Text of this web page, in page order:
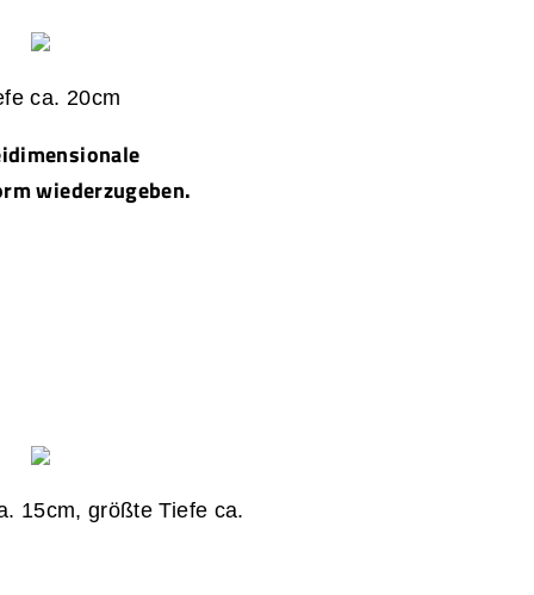
ca. 20cm
wiederzugeben.
15cm, größte Tiefe ca.